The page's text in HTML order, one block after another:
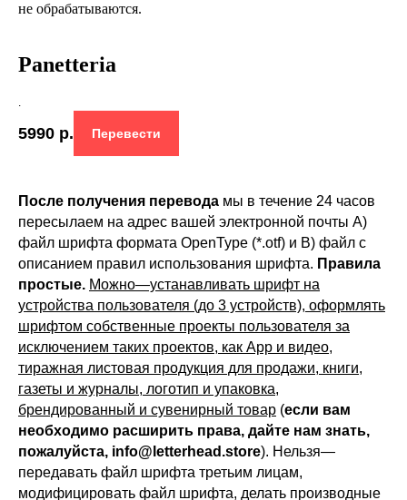
не обрабатываются.
Panetteria
.
5990 р. Перевести
После получения перевода мы в течение 24 часов
пересылаем на адрес вашей электронной почты A)
файл шрифта формата OpenType (*.otf) и B) файл с
описанием правил использования шрифта. Правила
простые. Можно—устанавливать шрифт на
устройства пользователя (до 3 устройств), оформлять
шрифтом собственные проекты пользователя за
исключением таких проектов, как App и видео,
тиражная листовая продукция для продажи, книги,
газеты и журналы, логотип и упаковка,
брендированный и сувенирный товар (если вам
необходимо расширить права, дайте нам знать,
пожалуйста, info@letterhead.store). Нельзя—
передавать файл шрифта третьим лицам,
модифицировать файл шрифта, делать производные